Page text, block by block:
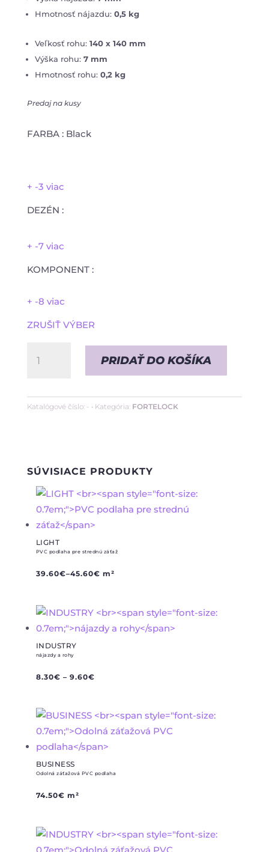
Hmotnosť nájazdu: 0,5 kg
Veľkosť rohu: 140 x 140 mm
Výška rohu: 7 mm
Hmotnosť rohu: 0,2 kg
Predaj na kusy
FARBA : Black
+ -3 viac
DEZÉN :
+ -7 viac
KOMPONENT :
+ -8 viac
ZRUŠIŤ VÝBER
a
PRIDAŤ DO KOŠÍKA
Katalógové číslo: - Kategória: FORTELOCK
SÚVISIACE PRODUKTY
LIGHT
PVC podlaha pre strednú záťaž
39.60€–45.60€ m²
INDUSTRY
nájazdy a rohy
8.30€ – 9.60€
BUSINESS
Odolná záťažová PVC podlaha
74.50€ m²